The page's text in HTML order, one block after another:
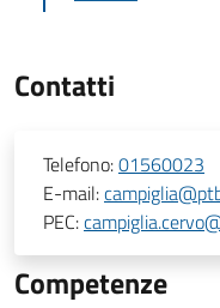
Contatti
Telefono:01560023
E-mail:
PEC:
Competenze